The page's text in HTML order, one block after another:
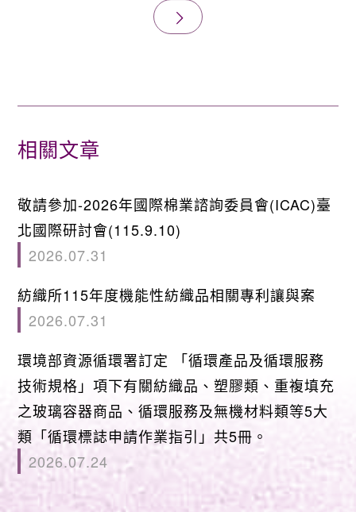
相關文章
敬請參加-2026年國際棉業諮詢委員會(ICAC)臺
北國際研討會(115.9.10)
2026.07.31
紡織所115年度機能性紡織品相關專利讓與案
2026.07.31
環境部資源循環署訂定 「循環產品及循環服務
技術規格」項下有關紡織品、塑膠類、重複填充
之玻璃容器商品、循環服務及無機材料類等5大
類「循環標誌申請作業指引」共5冊。
2026.07.24